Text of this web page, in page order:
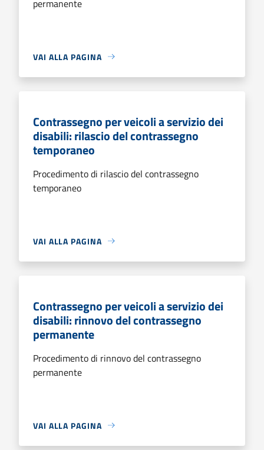
permanente
VAI ALLA PAGINA
Contrassegno per veicoli a servizio dei
disabili: rilascio del contrassegno
temporaneo
Procedimento di rilascio del contrassegno
temporaneo
VAI ALLA PAGINA
Contrassegno per veicoli a servizio dei
disabili: rinnovo del contrassegno
permanente
Procedimento di rinnovo del contrassegno
permanente
VAI ALLA PAGINA